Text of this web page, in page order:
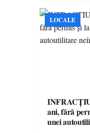
LOCALE
ani, fără
unei